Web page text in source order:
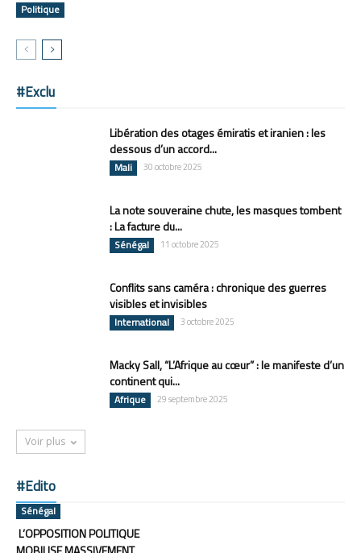
Politique
#Exclu
Libération des otages émiratis et iranien : les
dessous d’un accord...
Mali 30 octobre 2025
La note souveraine chute, les masques tombent
: La facture du...
Sénégal 11 octobre 2025
Conflits sans caméra : chronique des guerres
visibles et invisibles
International 3 octobre 2025
Macky Sall, “L’Afrique au cœur” : le manifeste d’un
continent qui...
Afrique 29 septembre 2025
Voir plus
#Edito
Sénégal
L’OPPOSITION POLITIQUE